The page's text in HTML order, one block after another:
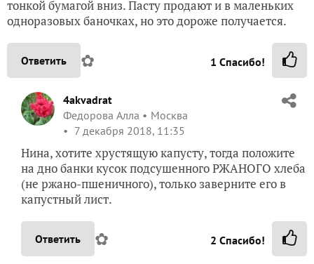
тонкой бумагой вниз. Пасту продают и в маленьких
одноразовых баночках, но это дороже получается.
Ответить ✿ 1 Спасибо!
4akvadrat
Федорова Алла
Москва
7 декабря 2018, 11:35
Нина, хотите хрустящую капусту, тогда положите
на дно банки кусок подсушенного РЖАНОГО хлеба
(не ржано-пшеничного), только заверните его в
капустный лист.
Ответить ✿ 2 Спасибо!